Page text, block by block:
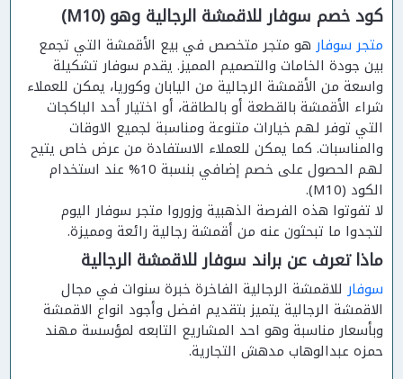
كود خصم سوفار للاقمشة الرجالية وهو (M10)
متجر سوفار هو متجر متخصص في بيع الأقمشة التي تجمع
بين جودة الخامات والتصميم المميز. يقدم سوفار تشكيلة
واسعة من الأقمشة الرجالية من اليابان وكوريا، يمكن للعملاء
شراء الأقمشة بالقطعة أو بالطاقة، أو اختيار أحد الباكجات
التي توفر لهم خيارات متنوعة ومناسبة لجميع الاوقات
والمناسبات. كما يمكن للعملاء الاستفادة من عرض خاص يتيح
لهم الحصول على خصم إضافي بنسبة 10% عند استخدام
الكود (M10).
لا تفوتوا هذه الفرصة الذهبية وزوروا متجر سوفار اليوم
لتجدوا ما تبحثون عنه من أقمشة رجالية رائعة ومميزة.
ماذا تعرف عن براند سوفار للاقمشة الرجالية
سوفار للاقمشة الرجالية الفاخرة خبرة سنوات في مجال
الاقمشة الرجالية يتميز بتقديم افضل وأجود انواع الاقمشة
وبأسعار مناسبة وهو احد المشاريع التابعه لمؤسسة مهند
حمزه عبدالوهاب مدهش التجارية.